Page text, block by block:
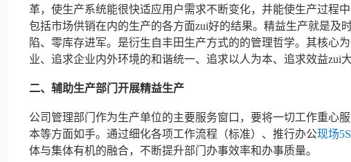
革，使生产系统能很快适应用户需求不断变化，并能使生产过程
包括市场供销在内的生产的各方面zui好的结果。精益生产就是及
陷、零库存进军。是衍生自丰田生产方式的的管理哲学。其核心
业、追求企业内外环境的和谐统一、追求以人为本、追求效益zui大
二、辅助生产部门开展精益生产
公司管理部门作为生产单位的主要服务窗口，要将一切工作重心
本等方面如手。通过细化各项工作流程（标准）、推行办公现场
体与集体有机的融合，不断提升部门办事效率和办事质量。